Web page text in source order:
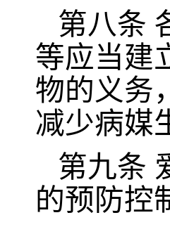
第八条
等应当建
物的义务
减少病媒
第九条
的预防控